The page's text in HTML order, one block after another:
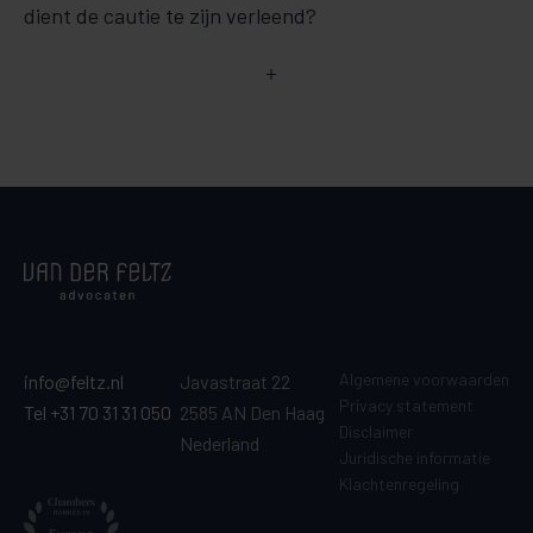
dient de cautie te zijn verleend?
info@feltz.nl
Tel +31 70 31 31 050
Javastraat 22
2585 AN Den Haag
Nederland
Algemene voorwaarden
Privacy statement
Disclaimer
Juridische informatie
Klachtenregeling